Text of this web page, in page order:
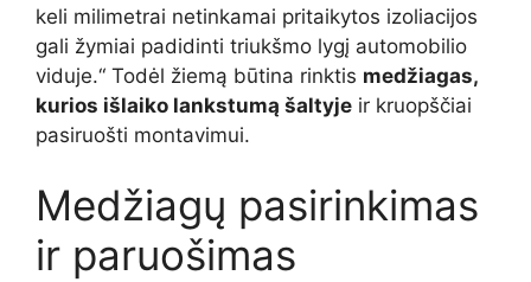
keli milimetrai netinkamai pritaikytos izoliacijos
gali žymiai padidinti triukšmo lygį automobilio
viduje.“ Todėl žiemą būtina rinktis medžiagas,
kurios išlaiko lankstumą šaltyje ir kruopščiai
pasiruošti montavimui.
Medžiagų pasirinkimas
ir paruošimas